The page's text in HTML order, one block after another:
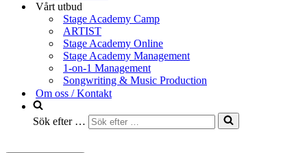
Vårt utbud
Stage Academy Camp
ARTIST
Stage Academy Online
Stage Academy Management
1-on-1 Management
Songwriting & Music Production
Om oss / Kontakt
Sök efter …